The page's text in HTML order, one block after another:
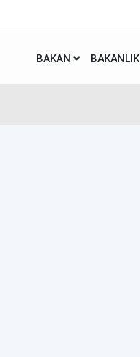
BAKAN BAKANLIK